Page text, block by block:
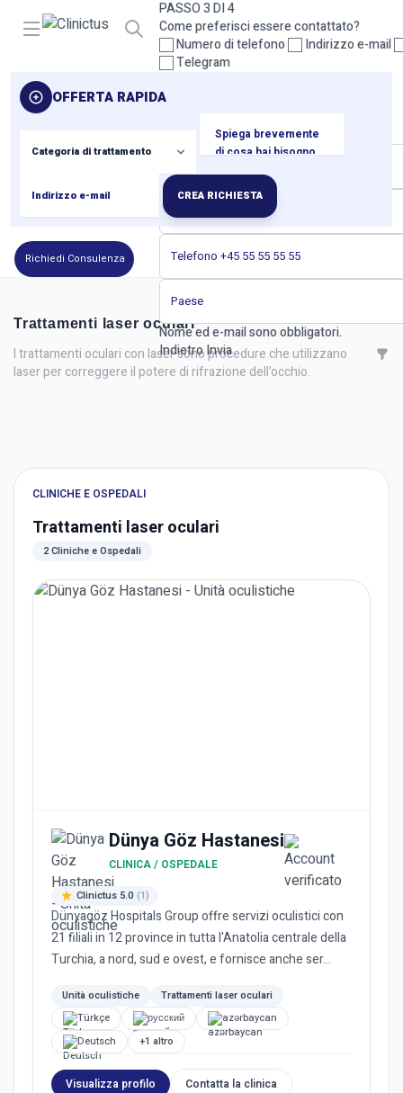
Open menu
PASSO 3 DI 4
Come preferisci essere contattato?
Numero di telefono
Indirizzo e-mail
Telegram
Indietro
I tuoi dati di contatto
Nome ed e-mail sono obbligatori.
IndietroInvia
OFFERTA RAPIDA
CREA RICHIESTA
Richiedi Consulenza
Trattamenti laser oculari
I trattamenti oculari con laser sono procedure che utilizzano
laser per correggere il potere di rifrazione dell’occhio.
CLINICHE E OSPEDALI
Trattamenti laser oculari
2 Cliniche e Ospedali
Dünya Göz Hastanesi
CLINICA / OSPEDALE
Clinictus 5.0 (1)
Dünyagöz Hospitals Group offre servizi oculistici con
21 filiali in 12 province in tutta l'Anatolia centrale della
Turchia, a nord, sud e ovest, e fornisce anche ser...
Unità oculistiche
Trattamenti laser oculari
Türkçe
русский
azərbaycan
Deutsch
+1 altro
Visualizza profilo Contatta la clinica